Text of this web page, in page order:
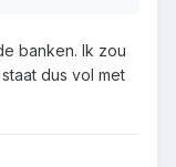
banken. Ik zou
dus vol met